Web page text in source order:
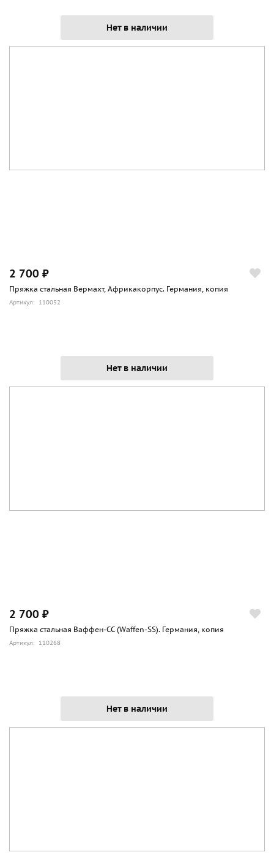
Нет в наличии
2 700 ₽
Пряжка стальная Вермахт, Африкакорпус. Германия, копия
Артикул: 110052
Нет в наличии
2 700 ₽
Пряжка стальная Ваффен-СС (Waffen-SS). Германия, копия
Артикул: 110268
Нет в наличии